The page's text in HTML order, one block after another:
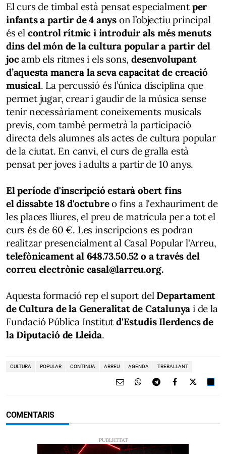
El curs de timbal està pensat especialment per
infants a partir de 4 anys on l’objectiu principal
és el control rítmic i introduir als més menuts
dins del món de la cultura popular a partir del
jocamb els ritmes i els sons,desenvolupant
d’aquesta manera la seva capacitat de creació
musical. La percussió és l’única disciplina que
permet jugar, crear i gaudir de la música sense
tenir necessàriament coneixements musicals
previs, com també permetrà la participació
directa dels alumnes als actes de cultura popular
de la ciutat. En canvi, el curs de gralla està
pensat per joves i adults a partir de 10 anys.
El període d'inscripció estarà obert fins
el dissabte 18 d'octubreo fins a l'exhauriment de
les places lliures, el preu de matrícula per a tot el
curs és de 60 €. Les inscripcions es podran
realitzar presencialment al Casal Popular l'Arreu,
telefònicament al 648.73.50.52 o a través del
correu electrònic casal@larreu.org.
Aquesta formació rep el suport del Departament
de Cultura de la Generalitat de Catalunya i de la
Fundació Pública Institutd'Estudis Ilerdencs de
la Diputació de Lleida.
CULTURA POPULAR CONTINUA ARREU AGENDA TREBALLANT
COMENTARIS